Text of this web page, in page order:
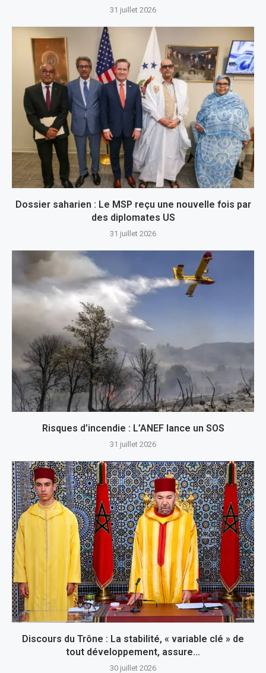
31 juillet 2026
Dossier saharien : Le MSP reçu une nouvelle fois par
des diplomates US
31 juillet 2026
Risques d’incendie : L’ANEF lance un SOS
31 juillet 2026
Discours du Trône : La stabilité, « variable clé » de
tout développement, assure...
30 juillet 2026